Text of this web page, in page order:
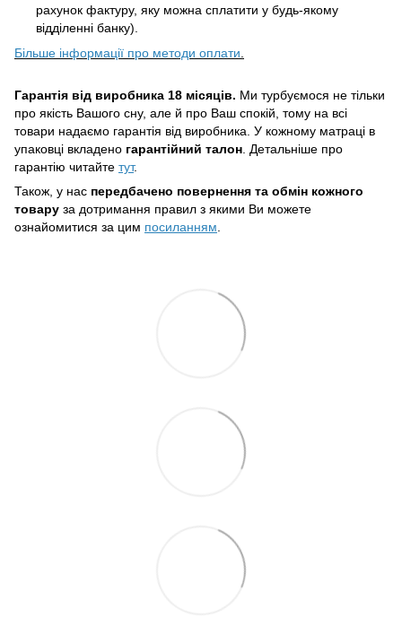
рахунок фактуру, яку можна сплатити у будь-якому
відділенні банку).
Більше інформації про методи оплати
Гарантія від виробника 18 місяців. Ми турбуємося не тільки
про якість Вашого сну, але й про Ваш спокій, тому на всі
товари надаємо гарантія від виробника. У кожному матраці в
упаковці вкладено гарантійний талон . Детальніше про
гарантію читайте тут.
Також, у нас передбачено повернення та обмін кожного
товару за дотримання правил з якими Ви можете
ознайомитися за цим посиланням